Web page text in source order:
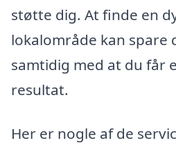
støtte dig. At finde en
lokalområde kan spare
samtidig med at du får
resultat.
Her er nogle af de